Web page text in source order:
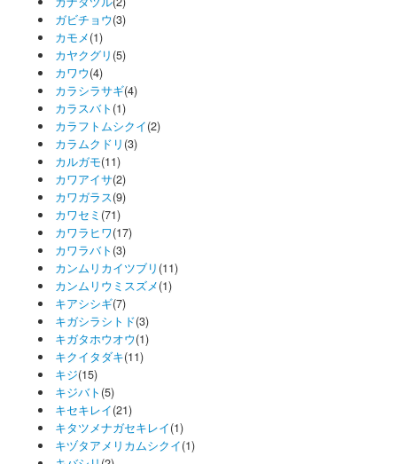
ガビチョウ(3)
カモメ(1)
カヤクグリ (5)
カワウ(4)
カラシラサギ(4)
カラスバト (1)
カラフトムシクイ(2)
カラムクドリ (3)
カルガモ(11)
カワアイサ(2)
カワガラス(9)
カワセミ (71)
カワラヒワ(17)
カワラバト (3)
カンムリカイツブリ (11)
カンムリウミスズメ(1)
キアシシギ(7)
キガシラシトド(3)
キガタホウオウ(1)
キクイタダキ(11)
キジ(15)
キジバト (5)
キセキレイ(21)
キタツメナガセキレイ(1)
キヅタアメリカムシクイ(1)